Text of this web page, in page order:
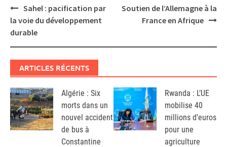
Post
navigation
Sahel : pacification par
la voie du développement
durable
Soutien de l’Allemagne à la
France en Afrique
ARTICLES RÉCENTS
Algérie : Six
morts dans un
nouvel accident
de bus à
Constantine
Rwanda : L’UE
mobilise 40
millions d’euros
pour une
agriculture